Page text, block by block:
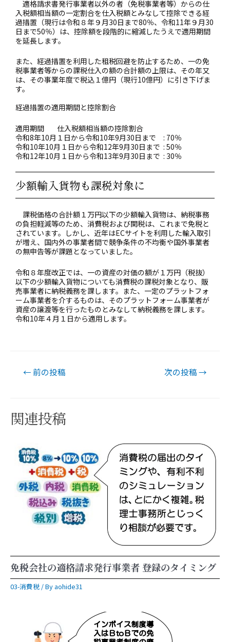
適格請求書発行事業者以外の者（免税事業者等）からの仕
入税額相当額の一定割合を仕入税額とみなして控除できる経
過措置（現行は令和８年９月30日まで80％、令和11年９月30
日まで50％）は、控除額を段階的に縮減したうえで適用期間
を延長します。
また、経過措置を利用した租税回避を防止するため、一の免
税事業者等からの課税仕入の額の合計額の上限は、その年又
は、その事業年度で税込１億円（現行10億円）に引き下げま
す。
経過措置の適用期間と控除割合
適用期間
仕入税額相当額の控除割合
令和8年10月１日から令和10年9月30日まで
: 70％
令和10年10月１日から令和12年9月30日まで : 50％
令和12年10月１日から令和13年9月30日まで : 30％
少額輸入貨物も課税対象に
課税価格の合計額１万円以下の少額輸入貨物は、納税事務
の負担軽減等のため、消費税および関税は、これまで免税と
されています。しかし、近年はECサイトを利用した輸入取引
が増え、国内外の事業者間で競争条件の不均衡や国外事業者
の無申告等が課題となっていました。
令和８年度改正では、一の資産の対価の額が１万円（税抜）
以下の少額輸入貨物についても消費税の課税対象となり、販
売事業者に納税義務を課します。また、一定のプラットフォ
ーム事業者を介するものは、そのプラットフォーム事業者が
資産の譲渡等を行ったものとみなして納税義務を課します。
令和10年４月１日から適用します。
← 前の投稿 次の投稿→
関連投稿
免税会社の適格請求発行事業者 登録のタイミング
03-消費税 / By aohide31